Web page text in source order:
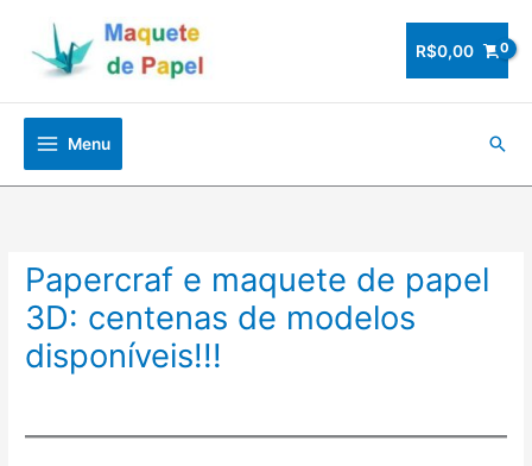
conteúdo
R$0,00
Menu
Papercraf e maquete de papel
3D: centenas de modelos
disponíveis!!!